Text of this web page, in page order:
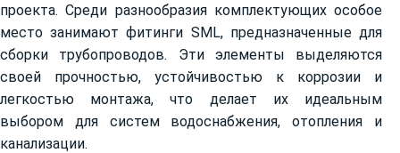
проекта. Среди разнообразия комплектующих особое
место занимают фитинги SML, предназначенные для
сборки трубопроводов. Эти элементы выделяются
своей прочностью, устойчивостью к коррозии и
легкостью монтажа, что делает их идеальным
выбором для систем водоснабжения, отопления и
канализации.